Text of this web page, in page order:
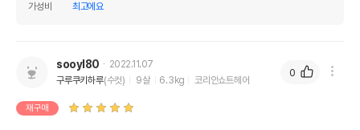
영양정보
가성비
최고에요
sooyl80
2022.11.07
구루쿠키하루(수컷) 9살 6.3kg 코리안쇼트헤어
재구매
0